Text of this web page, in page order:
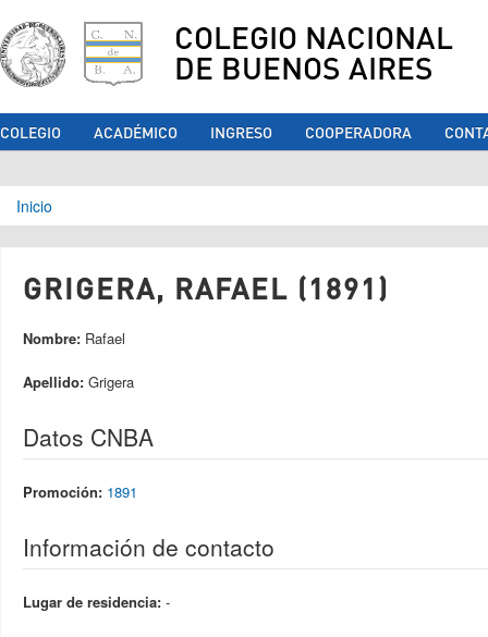
COLEGIO NACIONAL
DE BUENOS AIRES
COLEGIO ACADÉMICO INGRESO COOPERADORA
Se encuentra usted aquí
Inicio
GRIGERA, RAFAEL (1891)
Nombre: Rafael
Apellido: Grigera
Datos CNBA
Promoción: 1891
Información de contacto
Lugar de residencia: -